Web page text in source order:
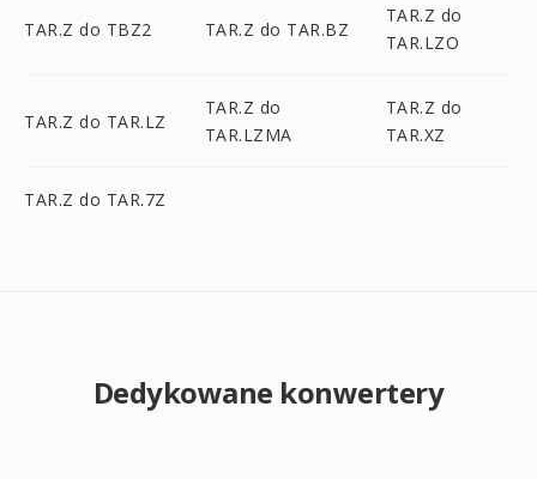
TAR.Z do TBZ2 TAR.Z do TAR.BZ
TAR.Z do
TAR.LZO
TAR.Z do TAR.LZ
TAR.Z do
TAR.LZMA
TAR.Z do
TAR.XZ
TAR.Z do TAR.7Z
Dedykowane konwertery